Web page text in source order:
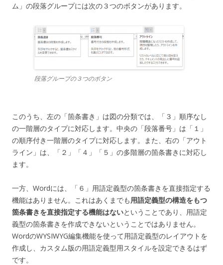
ム」の段落グループには次の３つのボタンがあります。
段落グループの３つのボタン
このうち、左の「箇条書き」は図の分類では、「３」順序なし
の一階層のタイプに対応します。中央の「段落番号」は「１」
の順序付き一階層のタイプに対応します。また、右の「アウト
ライン」は、「２」「４」「５」の多階層の箇条書きに対応し
ます。
一方、Wordには、「６」用語定義型の箇条書きを直接指定する
機能はありません。これはあくまでも用語定義型の構造をもつ
箇条書きを直接指定する機能はないということであり、用語定
義型の箇条書きを作成できないということではありません。
WordのWYSIWYG編集機能を使って用語定義型のレイアウトを
作成し、カスタム版の用語定義型用スタイルを設定できるはず
です。